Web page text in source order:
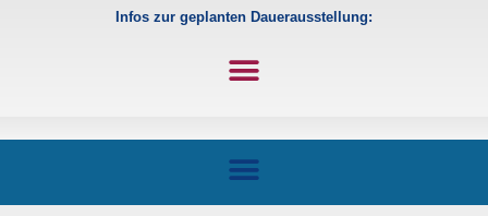
Infos zur geplanten Dauerausstellung: